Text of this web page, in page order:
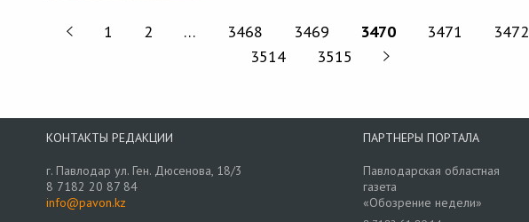
1 2 … 3468 3469 3470 3471 3472
3514
3515
КОНТАКТЫ РЕДАКЦИИ
г. Павлодар ул. Ген. Дюсенова, 18/3
8 7182 20 87 84
info@pavon.kz
ПАРТНЕРЫ ПОРТАЛА
Павлодарская областная
газета
«Обозрение недели»